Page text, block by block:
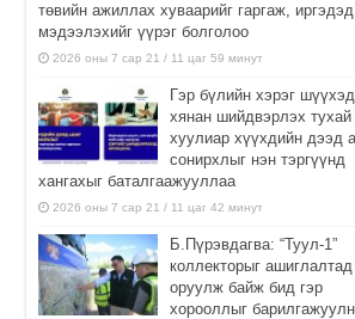
төвийн ажиллах хуваарийг гаргаж, иргэдэд
мэдээлэхийг үүрэг болголоо
2026 оны 7 сар 21 / 11 цаг 59 минут
Гэр бүлийн хэрэг шүүхэд
хянан шийдвэрлэх тухай
хуулиар хүүхдийн дээд
сонирхлыг нэн тэргүүнд
хангахыг баталгаажууллаа
2026 оны 7 сар 21 / 11 цаг 42 минут
Б.Пүрэвдагва: “Туул-1”
коллекторыг ашиглалтад
оруулж байж бид гэр
хорооллыг